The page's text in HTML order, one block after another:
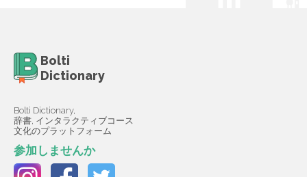
Bolti
Dictionary
Bolti Dictionary,
辞書, インタラクティブコース
文化のプラットフォーム
参加しませんか